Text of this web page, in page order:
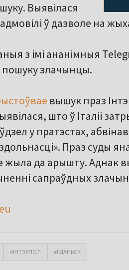
Выявілася
ў дазволе на
з імі ананімныя
злачынцы.
вышук праз
што ў Італіі
у пратэстах,
Праз суды
жыла да арышту. Аднак
сапраўдных
#ІНТЭРПОЛ #ГДАНЬСК